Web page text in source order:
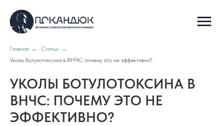
Главная → Статьи →
Уколы ботулотоксина в ВНЧС: почему это не эффективно?
УКОЛЫ БОТУЛОТОКСИНА В
ВНЧС: ПОЧЕМУ ЭТО НЕ
ЭФФЕКТИВНО?